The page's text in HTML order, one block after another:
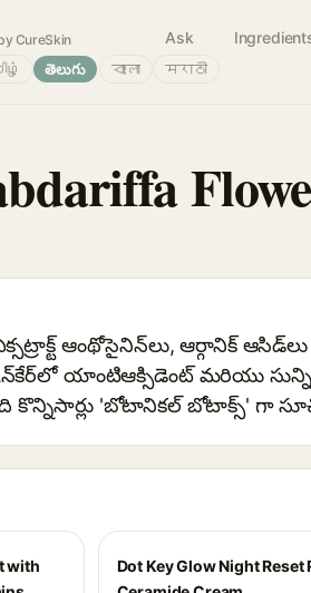
CureSkin Ask
తెలుగు বাংলা मराठी
ఆంథోసైనిన్‌లు, ఆర్గానిక్
యాంటిఆక్సిడెంట్ మరియు
కొన్నిసార్లు 'బోటానికల్ బోటాక్స్' గా
with
Dot Key Glow Night Reset